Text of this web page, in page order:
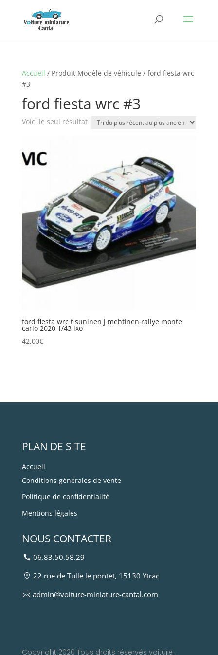
Accueil / Produit Modèle de véhicule / ford fiesta wrc
#3
ford fiesta wrc #3
Voici le seul résultat
ford fiesta wrc t suninen j mehtinen rallye monte
carlo 2020 1/43 ixo
42,00€
PLAN DE SITE
Accueil
Conditions générales de vente
Politique de confidentialité
Mentions légales
NOUS CONTACTER
06.83.50.58.29
22 rue de Tulle le pontet, 15130 Ytrac
admin@voiture-miniature-cantal.com
Copyright 2020 Tous droits réservés voiture-